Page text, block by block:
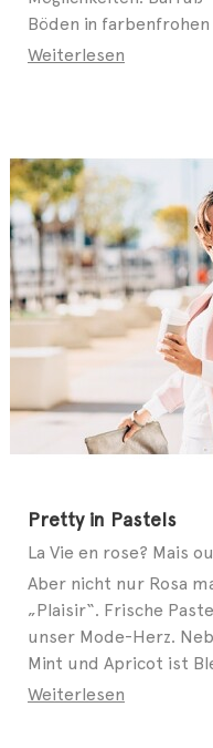
Böden in farbenfrohen
Weiterlesen
Pretty in Pastels
La Vie en rose? Mais
Aber nicht nur Rosa
„Plaisir“. Frische
unser Mode-Herz.
Mint und Apricot ist
Weiterlesen